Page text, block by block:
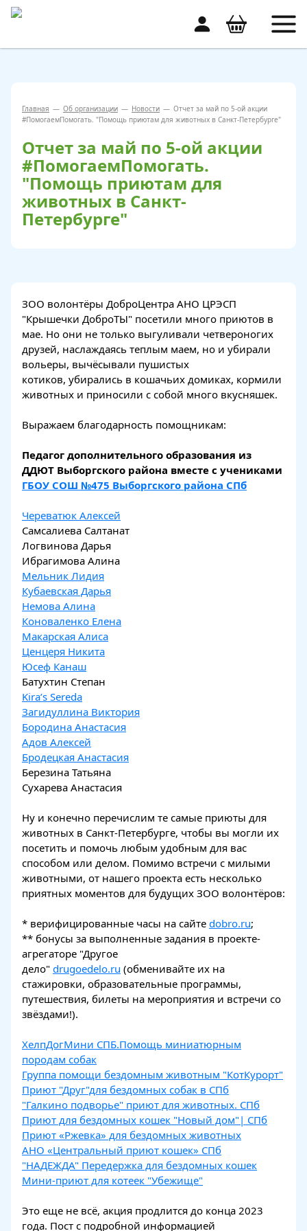
Главная — Об организации — Новости — Отчет за май по 5-ой акции
#ПомогаемПомогать. "Помощь приютам для животных в Санкт-Петербурге"
Отчет за май по 5-ой акции
#ПомогаемПомогать.
"Помощь приютам для
животных в Санкт-
Петербурге"
ЗОО волонтёры ДоброЦентра АНО ЦРЭСП
"Крышечки ДоброТЫ" посетили много приютов в
мае. Но они не только выгуливали четвероногих
друзей, наслаждаясь теплым маем, но и убирали
вольеры, вычёсывали пушистых
котиков, убирались в кошачьих домиках, кормили
животных и приносили с собой много вкусняшек.
Выражаем благодарность помощникам:
Педагог дополнительного образования из
ДДЮТ Выборгского района вместе с учениками
ГБОУ СОШ №475 Выборгского района СПб
Череватюк Алексей
Самсалиева Салтанат
Логвинова Дарья
Ибрагимова Алина
Мельник Лидия
Кубаевская Дарья
Немова Алина
Коноваленко Елена
Макарская Алиса
Ценцеря Никита
Юсеф Канаш
Батухтин Степан
Kira’s Sereda
Загидуллина Виктория
Бородина Анастасия
Адов Алексей
Бродецкая Анастасия
Березина Татьяна
Сухарева Анастасия
Ну и конечно перечислим те самые приюты для
животных в Санкт-Петербурге, чтобы вы могли их
посетить и помочь любым удобным для вас
способом или делом. Помимо встречи с милыми
животными, от нашего проекта есть несколько
приятных моментов для будущих ЗОО волонтёров:
* верифицированные часы на сайте dobro.ru;
** бонусы за выполненные задания в проекте-
агрегаторе "Другое
дело" drugoedelo.ru (обменивайте их на
стажировки, образовательные программы,
путешествия, билеты на мероприятия и встречи со
звёздами!).
ХелпДогМини СПБ.Помощь миниатюрным
породам собак
Группа помощи бездомным животным "КотКурорт"
Приют "Друг"для бездомных собак в СПб
"Галкино подворье" приют для животных. СПб
Приют для бездомных кошек "Новый дом"| СПб
Приют «Ржевка» для бездомных животных
АНО «Центральный приют кошек» СПб
"НАДЕЖДА" Передержка для бездомных кошек
Мини-приют для котеек "Убежище"
Это еще не всё, акция продлится до конца 2023
года. Пост с подробной информацией